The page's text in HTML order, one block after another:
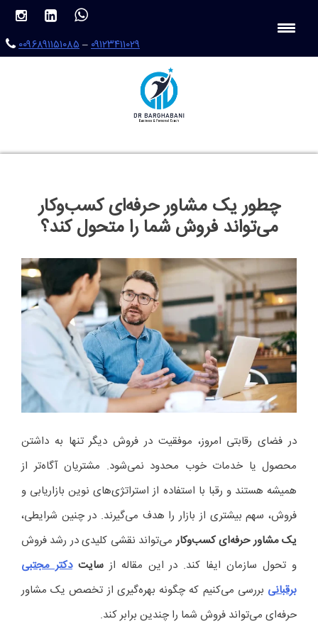
۰۰۹۶۸۹۱۱۵۱۰۸۵–۰۹۱۲۳۴۱۱۰۲۹
چطور یک مشاور حرفه‌ای کسب‌وکار
می‌تواند فروش شما را متحول کند؟
در فضای رقابتی امروز، موفقیت در فروش دیگر تنها به داشتن
محصول یا خدمات خوب محدود نمی‌شود. مشتریان آگاه‌تر از
همیشه هستند و رقبا با استفاده از استراتژی‌های نوین بازاریابی و
فروش، سهم بیشتری از بازار را هدف می‌گیرند. در چنین شرایطی،
یک مشاور حرفه‌ای کسب‌وکارمی‌تواند نقشی کلیدی در رشد فروش
و تحول سازمان ایفا کند. در این مقاله ازسایتدکتر مجتبی
برقبانی بررسی می‌کنیم که چگونه بهره‌گیری از تخصص یک مشاور
حرفه‌ای می‌تواند فروش شما را چندین برابر کند.